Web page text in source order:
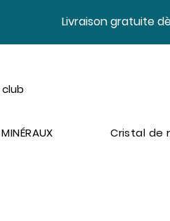
​Livraison gratuite
club
MINÉRAUX Cristal de